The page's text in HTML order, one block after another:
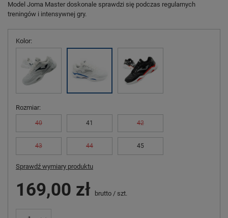
Model Joma Master doskonale sprawdzi się podczas regularnych
treningów i intensywnej gry.
Kolor
Rozmiar
40 41 42
43 44 45
Sprawdź wymiary produktu
169,00 zł brutto / szt.